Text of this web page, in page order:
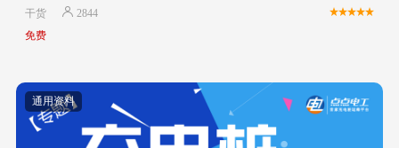
干货
2844
免费
通用资料